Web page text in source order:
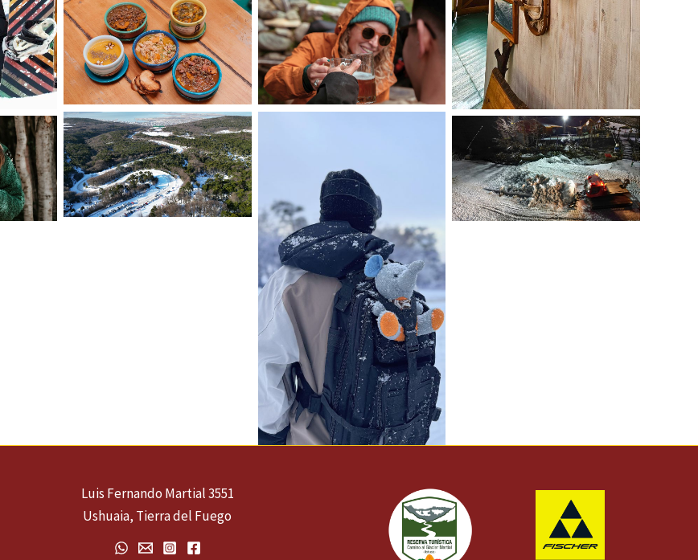
Nuestros Platos Una Pausa
Las Vistas
Vistas
Las Vistas
Luis Fernando Martial 3551
Ushuaia, Tierra del Fuego